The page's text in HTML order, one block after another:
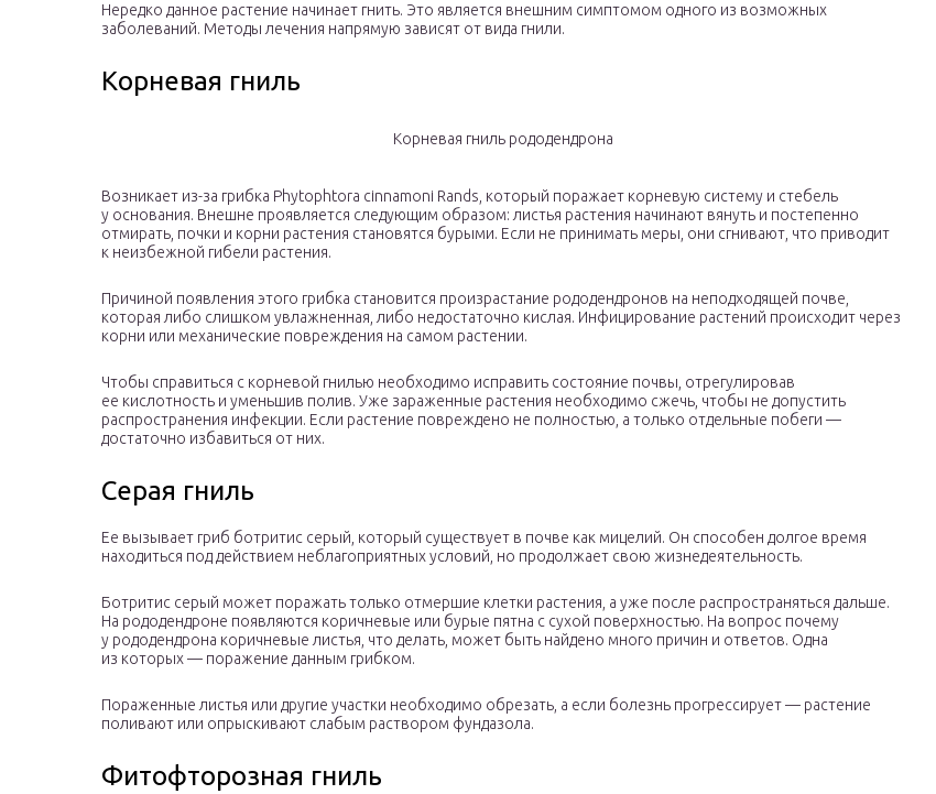
Нередко данное растение начинает гнить. Это является внешним симптомом одного из возможных
заболеваний. Методы лечения напрямую зависят от вида гнили.
Корневая гниль
Корневая гниль рододендрона
Возникает из-за грибка Phytophtora cinnamoni Rands, который поражает корневую систему и стебель
у основания. Внешне проявляется следующим образом: листья растения начинают вянуть и постепенно
отмирать, почки и корни растения становятся бурыми. Если не принимать меры, они сгнивают, что приводит
к неизбежной гибели растения.
Причиной появления этого грибка становится произрастание рододендронов на неподходящей почве,
которая либо слишком увлажненная, либо недостаточно кислая. Инфицирование растений происходит через
корни или механические повреждения на самом растении.
Чтобы справиться с корневой гнилью необходимо исправить состояние почвы, отрегулировав
ее кислотность и уменьшив полив. Уже зараженные растения необходимо сжечь, чтобы не допустить
распространения инфекции. Если растение повреждено не полностью, а только отдельные побеги —
достаточно избавиться от них.
Серая гниль
Ее вызывает гриб ботритис серый, который существует в почве как мицелий. Он способен долгое время
находиться под действием неблагоприятных условий, но продолжает свою жизнедеятельность.
Ботритис серый может поражать только отмершие клетки растения, а уже после распространяться дальше.
На рододендроне появляются коричневые или бурые пятна с сухой поверхностью. На вопрос почему
у рододендрона коричневые листья, что делать, может быть найдено много причин и ответов. Одна
из которых — поражение данным грибком.
Пораженные листья или другие участки необходимо обрезать, а если болезнь прогрессирует — растение
поливают или опрыскивают слабым раствором фундазола.
Фитофторозная гниль